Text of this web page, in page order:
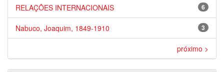
6
RELAÇÕES INTERNACIONAIS
3
Nabuco, Joaquim, 1849-1910
próximo >